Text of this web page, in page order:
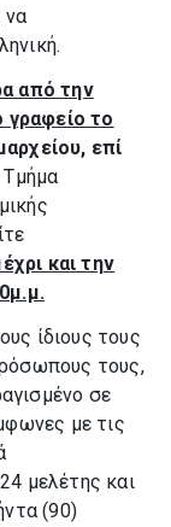
να
από την
το
επί
και την
ίδιους τους
τους,
σε
με τις
μελέτης και
(90)